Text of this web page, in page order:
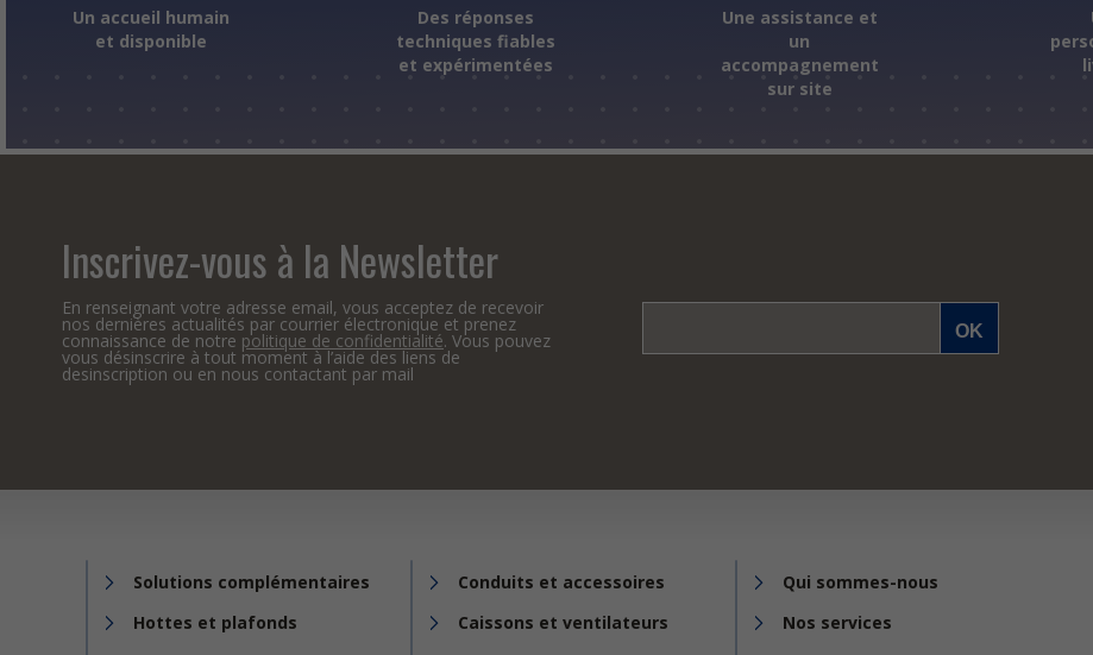
Un accueil humain
et disponible
Des réponses
techniques fiables
et expérimentées
Une assistance et
un
accompagnement
sur site
Inscrivez-vous à la Newsletter
En renseignant votre adresse email, vous acceptez de recevoir
nos dernières actualités par courrier électronique et prenez
connaissance de notre politique de confidentialité. Vous pouvez
vous désinscrire à tout moment à l’aide des liens de
desinscription ou en nous contactant par mail
Solutions complémentaires
Conduits et accessoires
Hottes et plafonds
Caissons et ventilateurs
Qui sommes-nous
Nos services